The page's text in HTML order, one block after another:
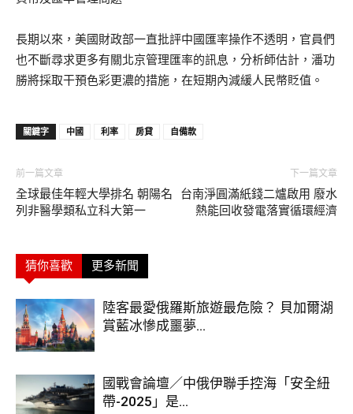
長期以來，美國財政部一直批評中國匯率操作不透明，官員們
也不斷尋求更多有關北京管理匯率的訊息，分析師估計，潘功
勝將採取干預色彩更濃的措施，在短期內減緩人民幣貶值。
關鍵字 中國 利率 房貸 自備款
前一篇文章
全球最佳年輕大學排名 朝陽名
列非醫學類私立科大第一
下一篇文章
台南淨圓滿紙錢二爐啟用 廢水
熱能回收發電落實循環經濟
猜你喜歡 更多新聞
陸客最愛俄羅斯旅遊最危險？ 貝加爾湖
賞藍冰慘成噩夢...
國戰會論壇／中俄伊聯手控海「安全紐
帶-2025」是...